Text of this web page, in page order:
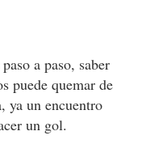
a paso, saber
puede quemar de
ya un encuentro
un gol.